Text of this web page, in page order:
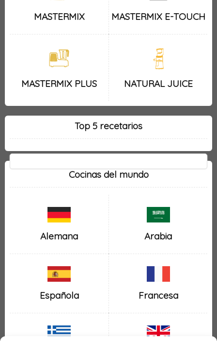
MASTERMIX MASTERMIX E-TOUCH
MASTERMIX PLUS NATURAL JUICE
Top 5 recetarios
Cocinas del mundo
Alemana Arabia
Española Francesa